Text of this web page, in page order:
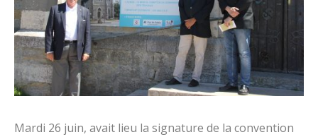
Mardi 26 juin, avait lieu la signature de la convention